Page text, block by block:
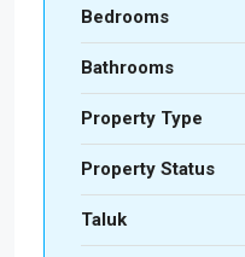
Bedrooms
Bathrooms
Property Type
Property Status
Taluk